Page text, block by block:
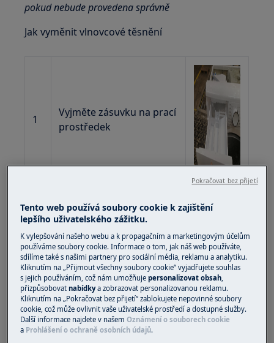
pokud nebude provedena správně
Jak vyměnit vlnovcové těsnění
1
Vyjměte zásuvku na prací
prostředek
2
Vytáhněte okraj vlnovce a
demontujte vnější
pružinu vlnovce
Tento web používá soubory cookie k zajištění
lepšího uživatelského zážitku.
K vylepšování našeho webu a k propagačním a marketingovým účelům
používáme soubory cookie. Informace o tom, jak náš web používáte,
sdílíme také s našimi partnery pro sociální média, reklamu a analytiku.
Kliknutím na „Přijmout všechny soubory cookie“ vyjadřujete souhlas
s jejich používáním, což nám umožňujepersonalizovat obsah,
přizpůsobovatnabídkya zobrazovat personalizovanou reklamu.
Kliknutím na „Pokračovat bez přijetí“ zablokujete nepovinné soubory
cookie, což může ovlivnit vaše uživatelské prostředí a dostupné služby.
Další informace najdete v našemOznámení o souborech cookie
a Prohlášení o ochraně osobních údajů.
Pokračovat bez přijetí